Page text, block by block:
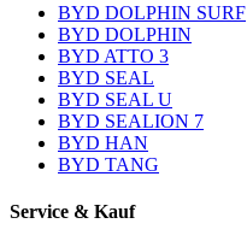
BYD DOLPHIN SURF
BYD DOLPHIN
BYD ATTO 3
BYD SEAL
BYD SEAL U
BYD SEALION 7
BYD HAN
BYD TANG
Service & Kauf